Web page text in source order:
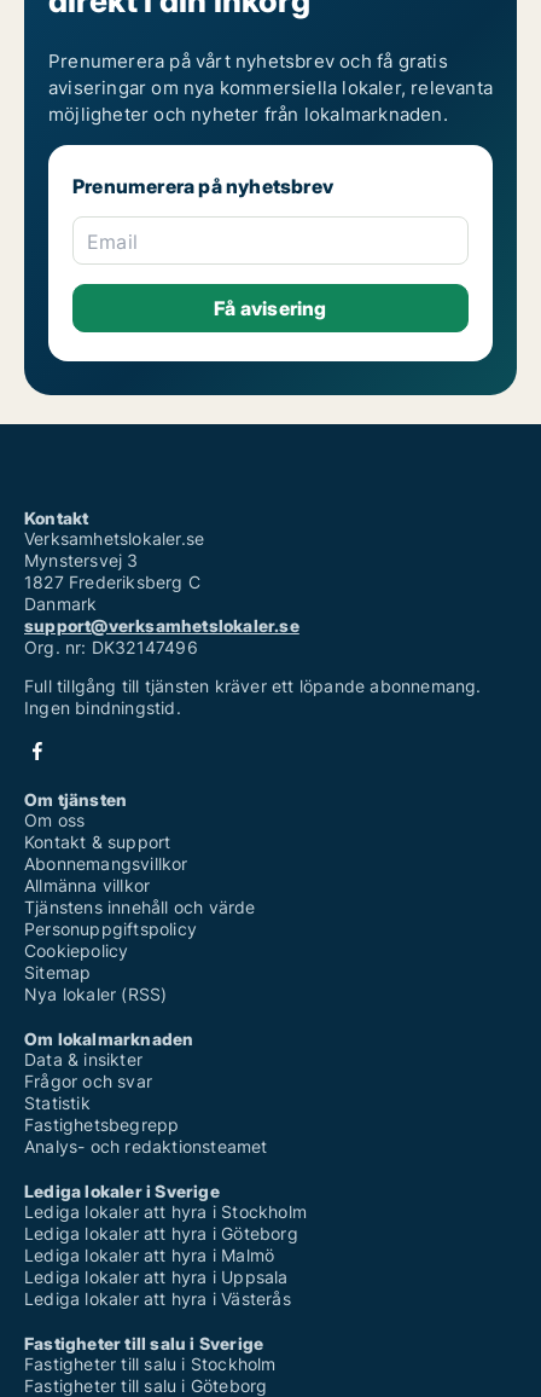
Prenumerera på vårt nyhetsbrev och få gratis
aviseringar om nya kommersiella lokaler, relevanta
möjligheter och nyheter från lokalmarknaden.
Prenumerera på nyhetsbrev
Email
Kontakt
Verksamhetslokaler.se
Mynstersvej 3
1827 Frederiksberg C
Danmark
support@verksamhetslokaler.se
Org. nr: DK32147496
Full tillgång till tjänsten kräver ett löpande abonnemang.
Ingen bindningstid.
Om tjänsten
Om oss
Kontakt & support
Abonnemangsvillkor
Allmänna villkor
Tjänstens innehåll och värde
Personuppgiftspolicy
Cookiepolicy
Sitemap
Nya lokaler (RSS)
Om lokalmarknaden
Data & insikter
Frågor och svar
Statistik
Fastighetsbegrepp
Analys- och redaktionsteamet
Lediga lokaler i Sverige
Lediga lokaler att hyra i Stockholm
Lediga lokaler att hyra i Göteborg
Lediga lokaler att hyra i Malmö
Lediga lokaler att hyra i Uppsala
Lediga lokaler att hyra i Västerås
Fastigheter till salu i Sverige
Fastigheter till salu i Stockholm
Fastigheter till salu i Göteborg